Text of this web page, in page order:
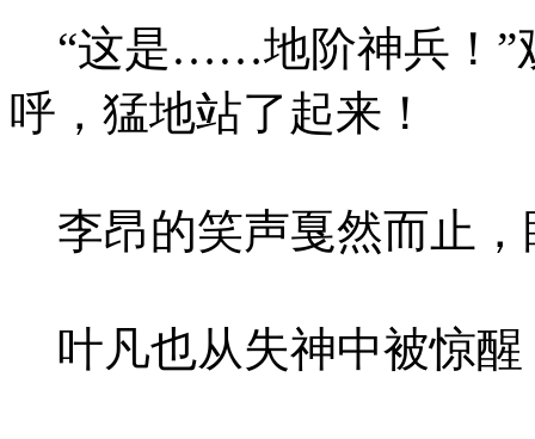
“这是……地阶神兵！”
呼，猛地站了起来！
李昂的笑声戛然而止，
叶凡也从失神中被惊醒